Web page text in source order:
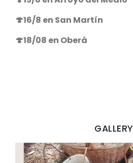
🍄16/8 en San Martín
🍄18/08 en Oberá
GALLERY